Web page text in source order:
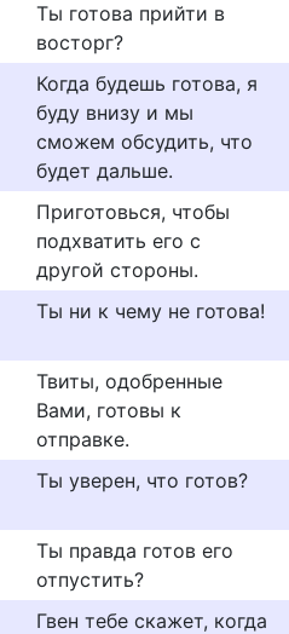
Ты готова прийти в
восторг?
Когда будешь готова, я
буду внизу и мы
сможем обсудить, что
будет дальше.
Приготовься, чтобы
подхватить его с
другой стороны.
Ты ни к чему не готова!
Твиты, одобренные
Вами, готовы к
отправке.
Ты уверен, что готов?
Ты правда готов его
отпустить?
Гвен тебе скажет, когда